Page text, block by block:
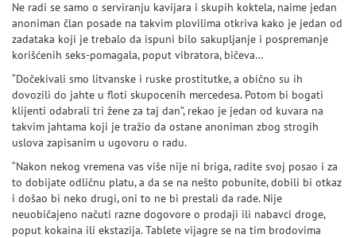
Ne radi se samo o serviranju kavijara i skupih koktela, naime jedan
anoniman član posade na takvim plovilima otkriva kako je jedan od
zadataka koji je trebalo da ispuni bilo sakupljanje i pospremanje
korišćenih seks-pomagala, poput vibratora, bičeva…
“Dočekivali smo litvanske i ruske prostitutke, a obično su ih
dovozili do jahte u floti skupocenih mercedesa. Potom bi bogati
klijenti odabrali tri žene za taj dan”, rekao je jedan od kuvara na
takvim jahtama koji je tražio da ostane anoniman zbog strogih
uslova zapisanim u ugovoru o radu.
“Nakon nekog vremena vas više nije ni briga, radite svoj posao i za
to dobijate odličnu platu, a da se na nešto pobunite, dobili bi otkaz
i došao bi neko drugi, oni to ne bi prestali da rade. Nije
neuobičajeno načuti razne dogovore o prodaji ili nabavci droge,
poput kokaina ili ekstazija. Tablete vijagre se na tim brodovima